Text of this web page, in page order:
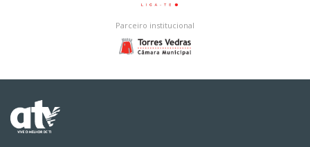
Parceiro institucional